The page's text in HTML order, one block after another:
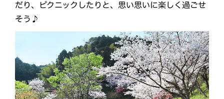
だり、ピクニックしたりと、思い思いに楽しく過ごせ
そう♪